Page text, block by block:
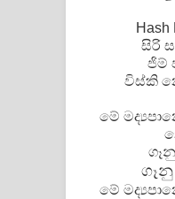
Hash
සිරි
ජිම්
විස්කි
මේ
මේ